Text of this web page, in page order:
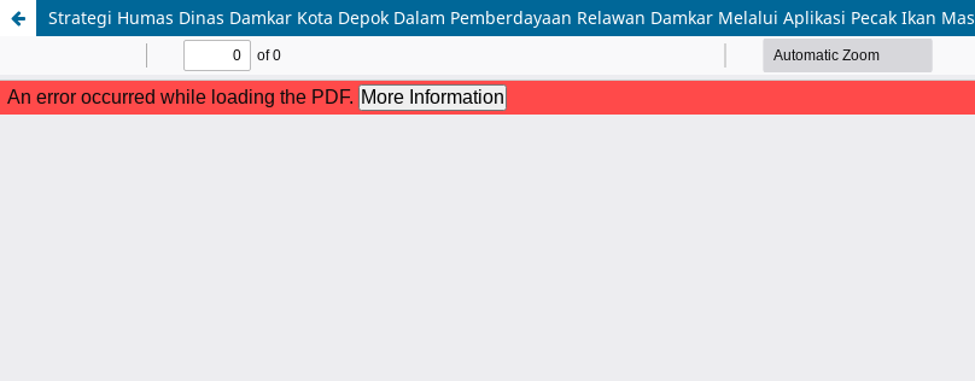
Strategi Humas Dinas Damkar Kota Depok Dalam Pemberdayaan Relawan Damkar Melalui Aplikasi Pecak Ikan Mas